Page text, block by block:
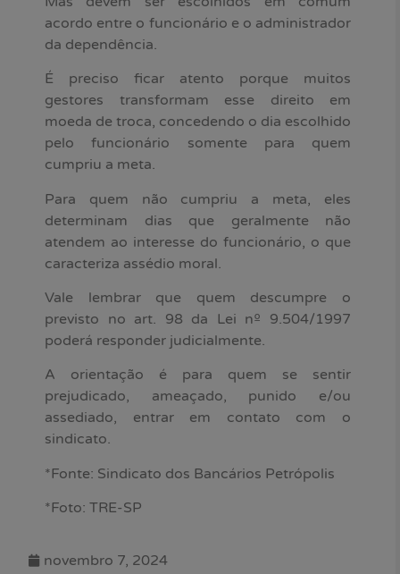
acordo entre o funcionário e o administrador
da dependência.
É preciso ficar atento porque muitos
gestores transformam esse direito em
moeda de troca, concedendo o dia escolhido
pelo funcionário somente para quem
cumpriu a meta.
Para quem não cumpriu a meta, eles
determinam dias que geralmente não
atendem ao interesse do funcionário, o que
caracteriza assédio moral.
Vale lembrar que quem descumpre o
previsto no art. 98 da Lei nº 9.504/1997
poderá responder judicialmente.
A orientação é para quem se sentir
prejudicado, ameaçado, punido e/ou
assediado, entrar em contato com o
sindicato.
*Fonte: Sindicato dos Bancários Petrópolis
*Foto: TRE-SP
novembro 7, 2024